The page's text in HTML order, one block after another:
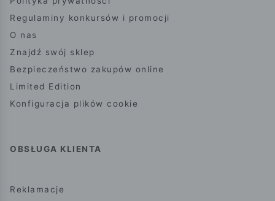
Regulaminy konkursów i promocji
O nas
Znajdź swój sklep
Bezpieczeństwo zakupów online
Limited Edition
Konfiguracja plików cookie
OBSŁUGA KLIENTA
Reklamacje